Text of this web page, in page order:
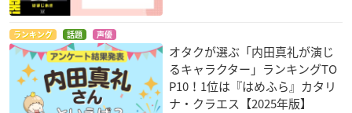
こちゃん
マヤ
ランキング 話題 声優
オタクが選ぶ「内田真礼が演じ
るキャラクター」ランキングTO
P10！1位は『はめふら』カタリ
ナ・クラエス【2025年版】